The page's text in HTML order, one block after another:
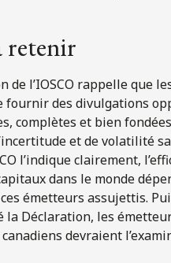
retenir
de l’IOSCO rappelle que
fournir des divulgations
complètes et bien
et de volatilité
l’indique clairement,
dans le monde
émetteurs assujettis.
la Déclaration, les
devraient